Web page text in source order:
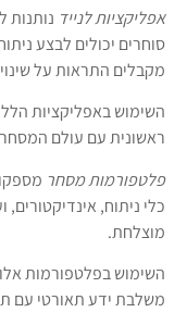
אפליקציות לנייד נותנות
סוחרים יכולים לבצע
מקבלים התראות על
השימוש באפליקציות
ראשונית עם עולם
פלטפורמות מסחר
כלי ניתוח, אינדיקטורים,
מוצלחת.
השימוש בפלטפורמות
משלבת ידע תאורטי עם